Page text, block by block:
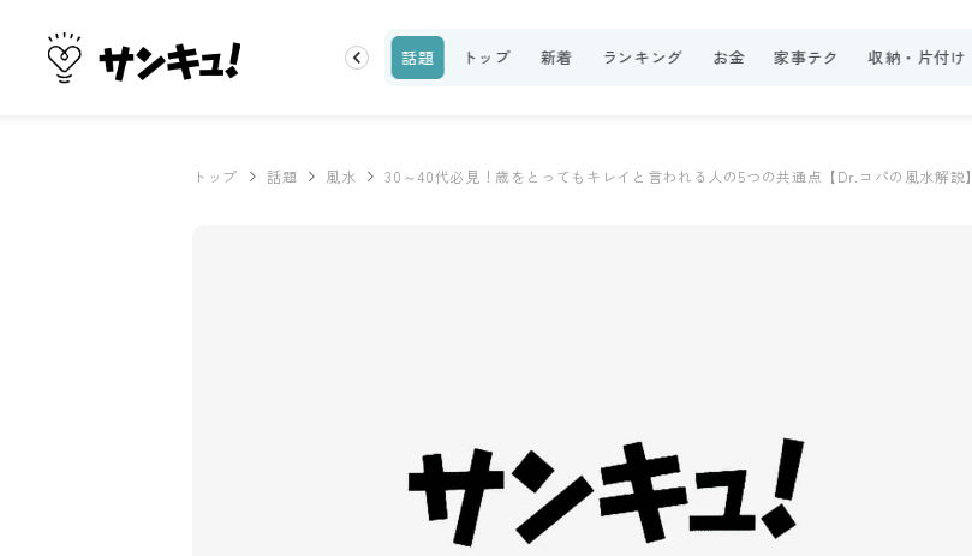
100均・雑貨 スーパー 料理レシピ 話題 トップ 新着 ランキング お金 家事テク 収納・片付け
トップ 話題 風水 30～40代必見！歳をとってもキレイと言われる人の5つの共通点【Dr.コパの風水解説】